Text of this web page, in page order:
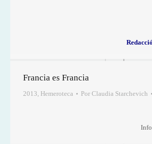
Francia es Francia
2013, Hemeroteca Por Claudia Starchevich